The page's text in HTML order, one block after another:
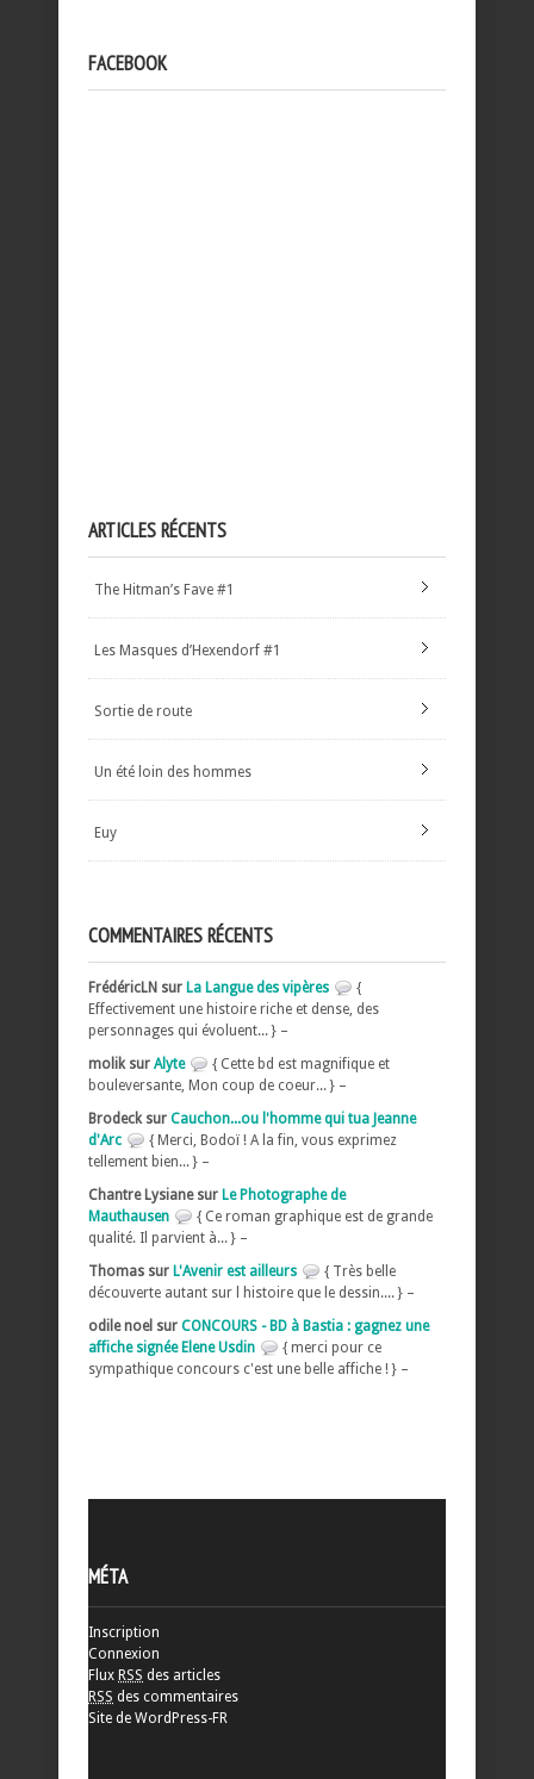
FACEBOOK
ARTICLES RÉCENTS
The Hitman’s Fave #1
Les Masques d’Hexendorf #1
Sortie de route
Un été loin des hommes
Euy
COMMENTAIRES RÉCENTS
FrédéricLN sur La Langue des vipères
{
Effectivement une histoire riche et dense, des
personnages qui évoluent... } –
molik sur Alyte
{ Cette bd est magnifique et
bouleversante, Mon coup de coeur... } –
Brodeck sur Cauchon...ou l'homme qui tua Jeanne
d'Arc
{ Merci, Bodoï ! A la fin, vous exprimez
tellement bien... } –
Chantre Lysiane sur Le Photographe de
Mauthausen
{ Ce roman graphique est de grande
qualité. Il parvient à... } –
Thomas sur L'Avenir est ailleurs
{ Très belle
découverte autant sur l histoire que le dessin.... } –
odile noel sur CONCOURS - BD à Bastia : gagnez une
affiche signée Elene Usdin
{ merci pour ce
sympathique concours c'est une belle affiche ! } –
MÉTA
Inscription
Connexion
Flux RSS des articles
RSS des commentaires
Site de WordPress-FR